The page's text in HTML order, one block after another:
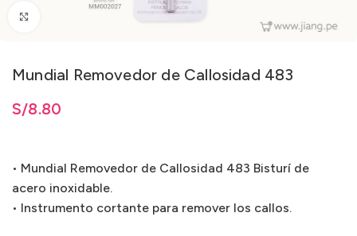
Mundial Removedor de Callosidad 483
S/8.80
• Mundial Removedor de Callosidad 483 Bisturí de
acero inoxidable.
• Instrumento cortante para remover los callos.